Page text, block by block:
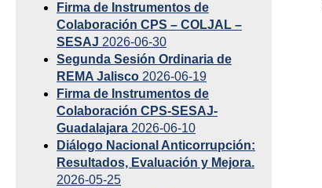
Firma de Instrumentos de
Colaboración CPS – COLJAL –
SESAJ 2026-06-30
Segunda Sesión Ordinaria de
REMA Jalisco 2026-06-19
Firma de Instrumentos de
Colaboración CPS-SESAJ-
Guadalajara 2026-06-10
Diálogo Nacional Anticorrupción:
Resultados, Evaluación y Mejora.
2026-05-25